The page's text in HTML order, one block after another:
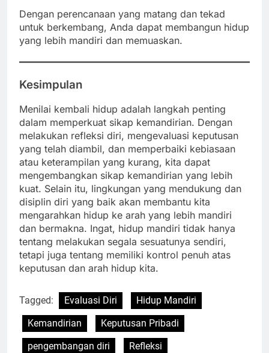
Dengan perencanaan yang matang dan tekad
untuk berkembang, Anda dapat membangun hidup
yang lebih mandiri dan memuaskan.
Kesimpulan
Menilai kembali hidup adalah langkah penting
dalam memperkuat sikap kemandirian. Dengan
melakukan refleksi diri, mengevaluasi keputusan
yang telah diambil, dan memperbaiki kebiasaan
atau keterampilan yang kurang, kita dapat
mengembangkan sikap kemandirian yang lebih
kuat. Selain itu, lingkungan yang mendukung dan
disiplin diri yang baik akan membantu kita
mengarahkan hidup ke arah yang lebih mandiri
dan bermakna. Ingat, hidup mandiri tidak hanya
tentang melakukan segala sesuatunya sendiri,
tetapi juga tentang memiliki kontrol penuh atas
keputusan dan arah hidup kita.
Tagged: Evaluasi Diri
Hidup Mandiri
Kemandirian
Keputusan Pribadi
pengembangan diri
Refleksi